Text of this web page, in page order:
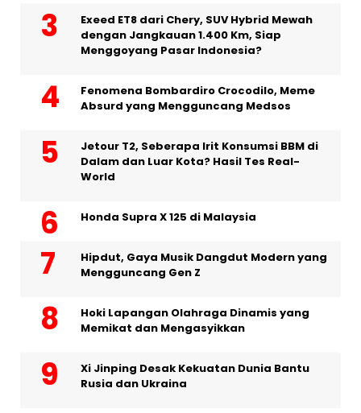
Exeed ET8 dari Chery, SUV Hybrid Mewah
dengan Jangkauan 1.400 Km, Siap
Menggoyang Pasar Indonesia?
Fenomena Bombardiro Crocodilo, Meme
Absurd yang Mengguncang Medsos
Jetour T2, Seberapa Irit Konsumsi BBM di
Dalam dan Luar Kota? Hasil Tes Real-
World
Honda Supra X 125 di Malaysia
Hipdut, Gaya Musik Dangdut Modern yang
Mengguncang Gen Z
Hoki Lapangan Olahraga Dinamis yang
Memikat dan Mengasyikkan
Xi Jinping Desak Kekuatan Dunia Bantu
Rusia dan Ukraina